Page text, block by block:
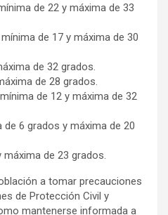
de 22 y máxima de 33
de 17 y máxima de 30
de 32 grados.
de 28 grados.
de 12 y máxima de 32
de 6 grados y máxima de 20
de 23 grados.
a tomar precauciones
de Protección Civil y
mantenerse informada a